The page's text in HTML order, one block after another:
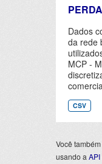
Dados
da rede
MCP -
CSV
Você
usando a API